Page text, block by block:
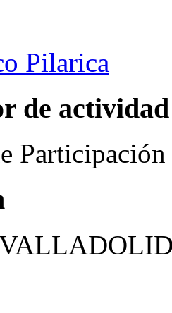
Pilarica
de actividad